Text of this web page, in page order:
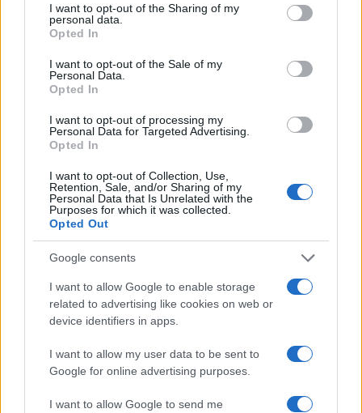
not limited to your visit or usage behaviour. You may click to
grant or deny consent to Google and its third-party tags to
use your data for below specified purposes in below Google
consent section.
I want to opt-out of the Sharing of my
personal data.
Opted In
I want to opt-out of the Sale of my
Personal Data.
Opted In
I want to opt-out of processing my
Personal Data for Targeted Advertising.
Opted In
I want to opt-out of Collection, Use,
Retention, Sale, and/or Sharing of my
Personal Data that Is Unrelated with the
Purposes for which it was collected.
Opted Out
Google consents
I want to allow Google to enable storage
related to advertising like cookies on web or
device identifiers in apps.
I want to allow my user data to be sent to
Google for online advertising purposes.
I want to allow Google to send me
LIFESTYLE